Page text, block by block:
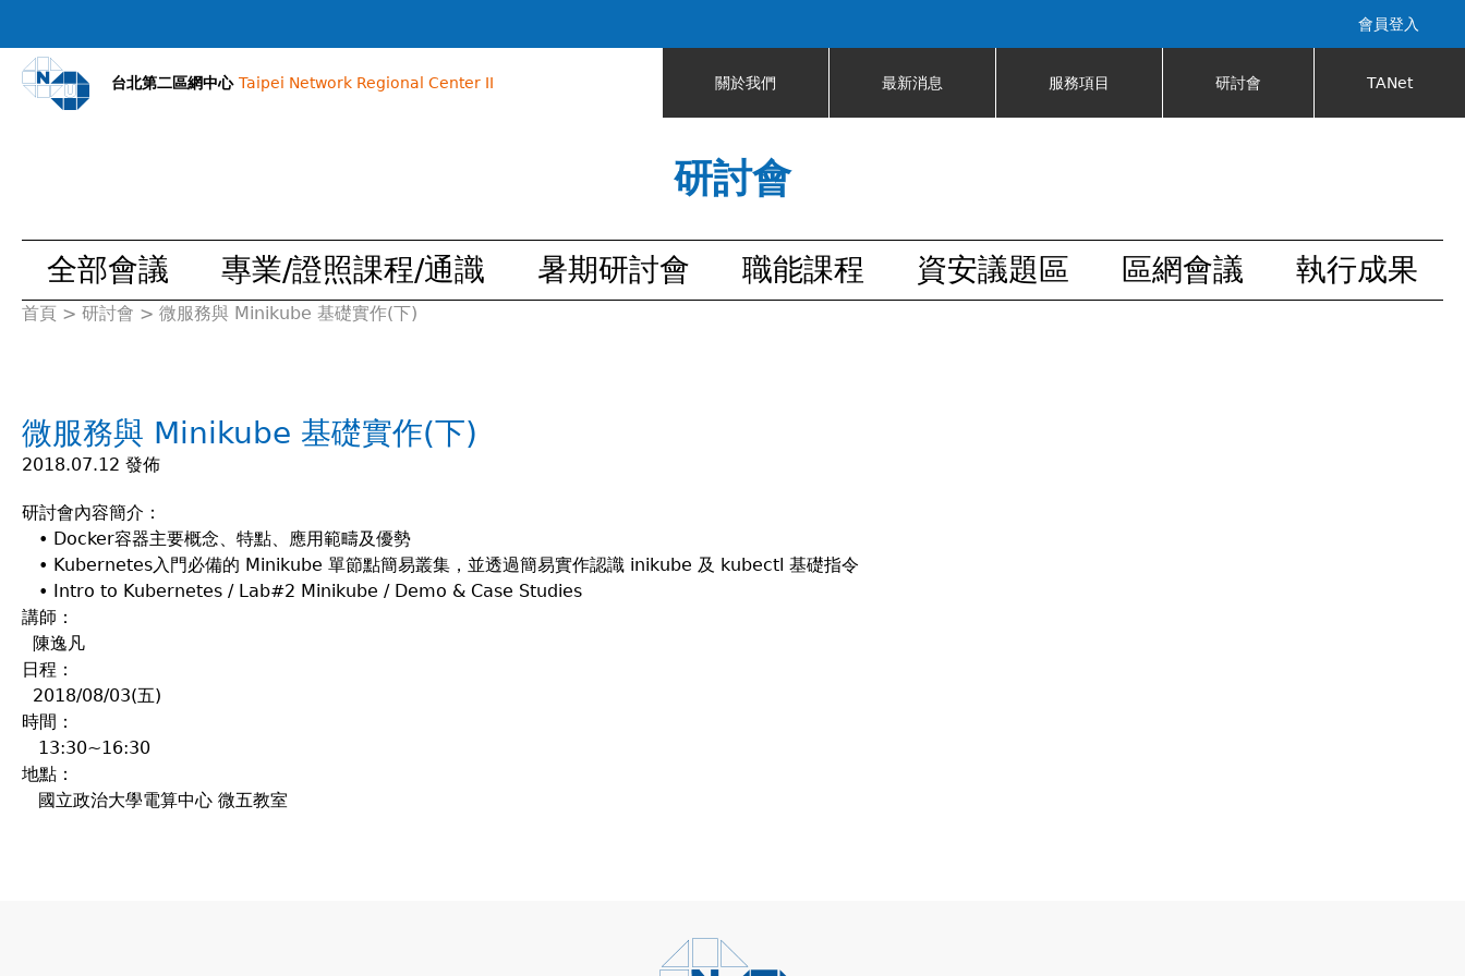
會員登入
台北第二區網中心 Taipei Network Regional Center II 關於我們 最新消息 服務項目 研討會 TANet
研討會
全部會議 專業/證照課程/通識 暑期研討會 職能課程 資安議題區 區網會議 執行成果
您
這
首頁 > 研討會 > 微服務與 Minikube 基礎實作(下)
微服務與 Minikube 基礎實作(下)
2018.07.12 發佈
研討會內容簡介：
• Docker容器主要概念、特點、應用範疇及優勢
• Kubernetes入門必備的 Minikube 單節點簡易叢集，並透過簡易實作認識 inikube 及 kubectl 基礎指令
• Intro to Kubernetes / Lab#2 Minikube / Demo & Case Studies
講師：
陳逸凡
日程：
2018/08/03(五)
時間：
13:30~16:30
地點：
國立政治大學電算中心 微五教室